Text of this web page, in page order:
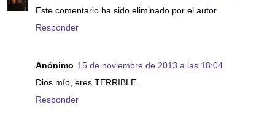
Este comentario ha sido eliminado por el autor.
Responder
Anónimo 15 de noviembre de 2013 a las 18:04
Dios mío, eres TERRIBLE.
Responder